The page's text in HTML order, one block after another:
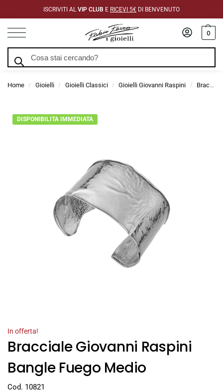
ISCRIVITI AL VIP CLUB E RICEVI 5€ DI BENVENUTO
0
Home / Gioielli / Gioielli Classici / Gioielli Giovanni Raspini / Bracciali Giovanni Raspini
DISPONIBILITA IMMEDIATA
In offerta!
Bracciale Giovanni Raspini
Bangle Fuego Medio
Cod. 10821